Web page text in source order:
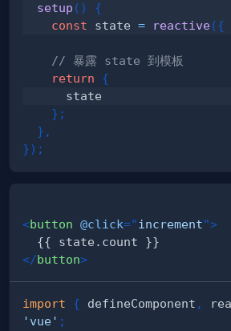
setup ( )
{
const state = reactive({
// 暴露 state 到模板
return
{
} ;
} ,
}) ;
<button @click="increment">
</button>
import { defineComponent ,
'vue' ;